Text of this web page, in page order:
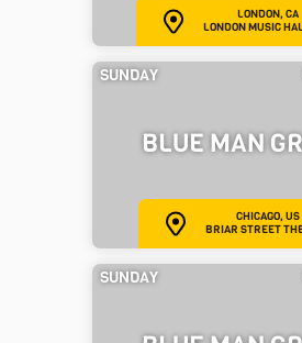
LONDON, CA
LONDON MUSIC
SUNDAY
BLUE MAN
CHICAGO, US
BRIAR STREET
SUNDAY